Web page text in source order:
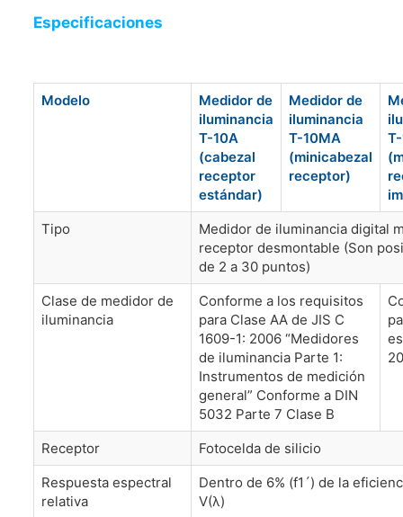
Especificaciones
Modelo
Medidor de
iluminancia
T-10A
(cabezal
receptor
estándar)
Medidor de
iluminancia
T-10MA
(minicabezal
receptor)
Tipo
Medidor de iluminancia digital
receptor desmontable (Son
de 2 a 30 puntos)
Clase de medidor de
iluminancia
Conforme a los requisitos
para Clase AA de JIS C
1609-1: 2006 “Medidores
de iluminancia Parte 1:
Instrumentos de medición
general” Conforme a DIN
5032 Parte 7 Clase B
Receptor
Fotocelda de silicio
Respuesta espectral
relativa
Dentro de 6% (f1´) de la
V(λ)